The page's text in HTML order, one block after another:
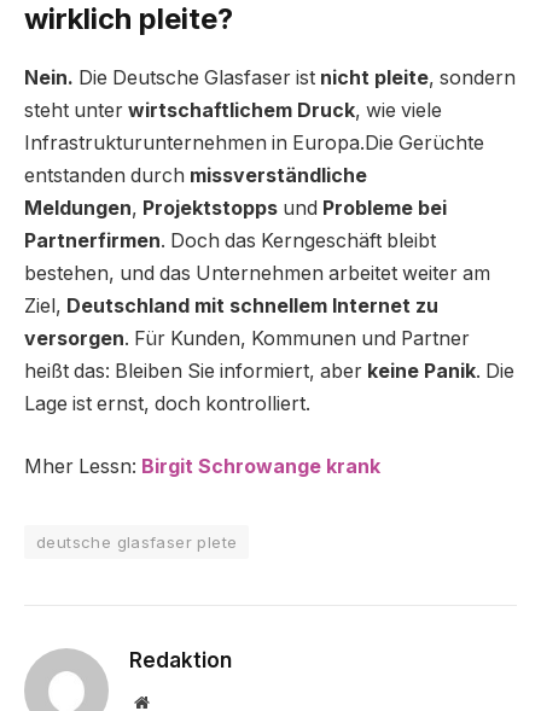
wirklich pleite?
Nein. Die Deutsche Glasfaser ist nicht pleite, sondern
steht unter wirtschaftlichem Druck, wie viele
Infrastrukturunternehmen in Europa.Die Gerüchte
entstanden durch missverständliche
Meldungen, Projektstopps und Probleme bei
Partnerfirmen. Doch das Kerngeschäft bleibt
bestehen, und das Unternehmen arbeitet weiter am
Ziel, Deutschland mit schnellem Internet zu
versorgen. Für Kunden, Kommunen und Partner
heißt das: Bleiben Sie informiert, aber keine Panik. Die
Lage ist ernst, doch kontrolliert.
Mher Lessn: Birgit Schrowange krank
deutsche glasfaser plete
Redaktion
Website